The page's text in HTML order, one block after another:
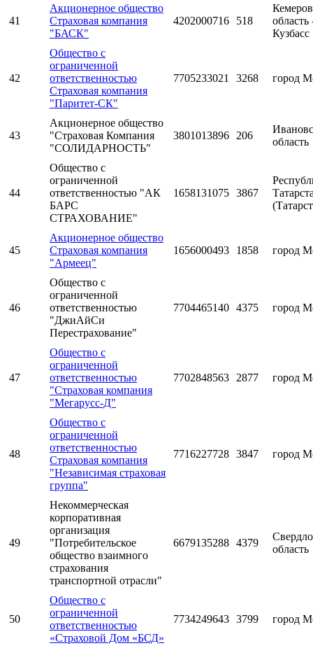
41
Акционерное общество
Страховая компания
"БАСК"
4202000716 518
область
Кузбасс
42
Общество с
ограниченной
ответственностью
Страховая компания
"Паритет-СК"
7705233021 3268 город
43
Акционерное общество
"Страховая Компания
"СОЛИДАРНОСТЬ"
3801013896 206
область
44
Общество с
ограниченной
ответственностью "АК
БАРС
СТРАХОВАНИЕ"
1658131075 3867
45
Акционерное общество
Страховая компания
"Армеец"
1656000493 1858 город
46
Общество с
ограниченной
ответственностью
"ДжиАйСи
Перестрахование"
7704465140 4375 город
47
Общество с
ограниченной
ответственностью
"Страховая компания
"Мегарусс-Д"
7702848563 2877 город
48
Общество с
ограниченной
ответственностью
Страховая компания
"Независимая страховая
группа"
7716227728 3847 город
49
Некоммерческая
корпоративная
организация
"Потребительское
общество взаимного
страхования
транспортной отрасли"
6679135288 4379
область
50
Общество с
ограниченной
ответственностью
«Страховой Дом «БСД»
7734249643 3799 город